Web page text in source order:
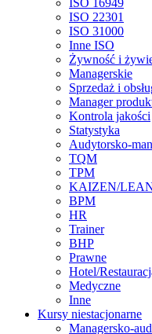
ISO 22301
ISO 31000
Inne ISO
Żywność i
Managerskie
Sprzedaż i
Manager
Kontrola jakości
Statystyka
Audytorsko-
TQM
TPM
KAIZEN/
BPM
HR
Trainer
BHP
Prawne
Hotel/
Medyczne
Inne
Kursy niestacjonarne
Managersko-